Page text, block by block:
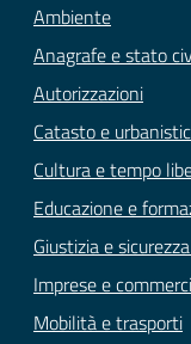
Ambiente
Anagrafe e stato
Autorizzazioni
Catasto e
Cultura e tempo
Educazione e
Giustizia e
Imprese e
Mobilità e trasporti